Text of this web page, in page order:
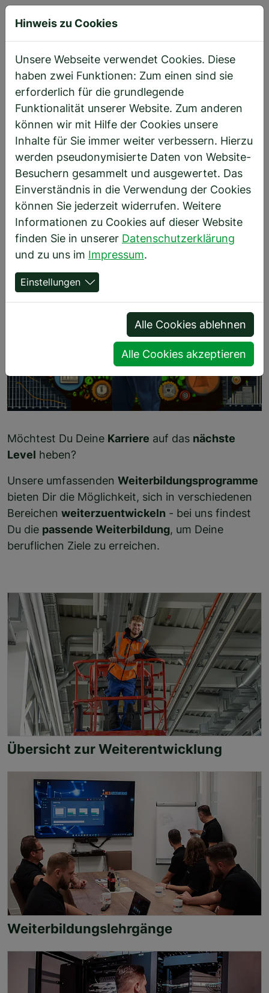
Direkt zur Hauptnavigation springen
Direkt zum Inhalt springen
Weiterentwicklung – Wachse
mit HBS
Möchtest Du Deine Karriere auf das nächste
Level heben?
Unsere umfassenden Weiterbildungsprogramme
bieten Dir die Möglichkeit, sich in verschiedenen
Bereichen weiterzuentwickeln - bei uns findest
Du die passende Weiterbildung, um Deine
beruflichen Ziele zu erreichen.
Übersicht zur Weiterentwicklung
Weiterbildungslehrgänge
Hinweis zu Cookies
Unsere Webseite verwendet Cookies. Diese
haben zwei Funktionen: Zum einen sind sie
erforderlich für die grundlegende
Funktionalität unserer Website. Zum anderen
können wir mit Hilfe der Cookies unsere
Inhalte für Sie immer weiter verbessern. Hierzu
werden pseudonymisierte Daten von Website-
Besuchern gesammelt und ausgewertet. Das
Einverständnis in die Verwendung der Cookies
können Sie jederzeit widerrufen. Weitere
Informationen zu Cookies auf dieser Website
finden Sie in unserer Datenschutzerklärung
und zu uns im Impressum.
Einstellungen
Alle Cookies ablehnen
Alle Cookies akzeptieren